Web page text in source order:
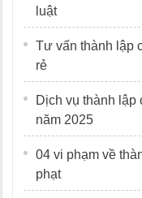
luật
Tư vấn thành lập
rẻ
Dịch vụ thành lập
năm 2025
04 vi phạm về
phạt